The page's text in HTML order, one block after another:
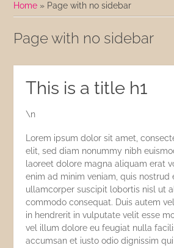
Home » Page with no sidebar
Page with no sidebar
This is a title h1
\n
Lorem ipsum dolor sit amet,
elit, sed diam nonummy nibh
laoreet dolore magna aliquam erat
enim ad minim veniam, quis nostrud
ullamcorper suscipit lobortis nisl ut
commodo consequat. Duis autem
in hendrerit in vulputate velit esse
vel illum dolore eu feugiat nulla
accumsan et iusto odio dignissim